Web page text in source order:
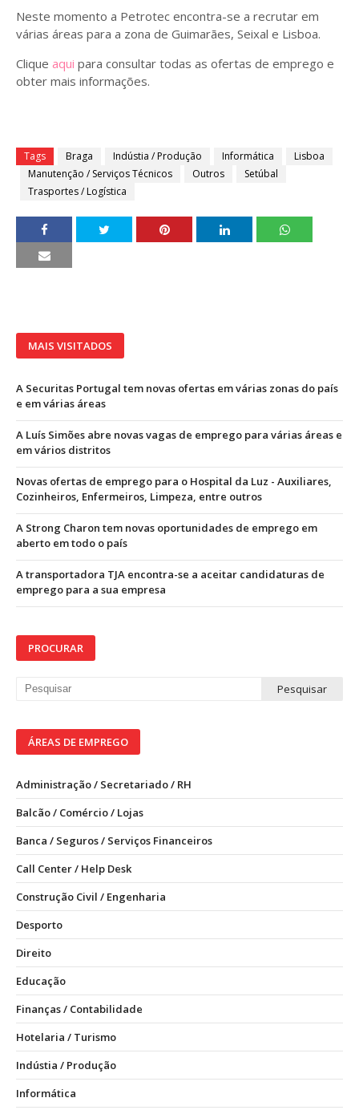
Neste momento a Petrotec encontra-se a recrutar em
várias áreas para a zona de Guimarães, Seixal e Lisboa.
Clique aqui para consultar todas as ofertas de emprego e
obter mais informações.
Tags Braga Indústia / Produção Informática
Lisboa
Manutenção / Serviços Técnicos
Outros
Setúbal
Trasportes / Logística
MAIS VISITADOS
A Securitas Portugal tem novas ofertas em várias zonas do país
e em várias áreas
A Luís Simões abre novas vagas de emprego para várias áreas e
em vários distritos
Novas ofertas de emprego para o Hospital da Luz - Auxiliares,
Cozinheiros, Enfermeiros, Limpeza, entre outros
A Strong Charon tem novas oportunidades de emprego em
aberto em todo o país
A transportadora TJA encontra-se a aceitar candidaturas de
emprego para a sua empresa
PROCURAR
ÁREAS DE EMPREGO
Administração / Secretariado / RH
Balcão / Comércio / Lojas
Banca / Seguros / Serviços Financeiros
Call Center / Help Desk
Construção Civil / Engenharia
Desporto
Direito
Educação
Finanças / Contabilidade
Hotelaria / Turismo
Indústia / Produção
Informática